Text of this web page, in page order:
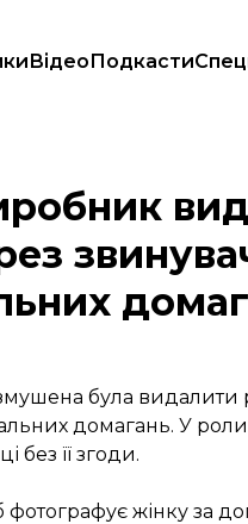
ВідеоПодкасти
звинувачення у
була видалити
домагань. У
її згоди.
фотографує жінку за